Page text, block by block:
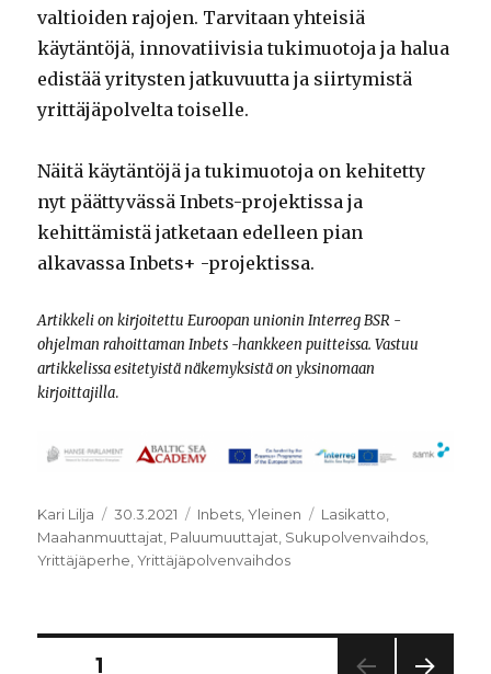
valtioiden rajojen. Tarvitaan yhteisiä
käytäntöjä, innovatiivisia tukimuotoja ja halua
edistää yritysten jatkuvuutta ja siirtymistä
yrittäjäpolvelta toiselle.
Näitä käytäntöjä ja tukimuotoja on kehitetty
nyt päättyvässä Inbets-projektissa ja
kehittämistä jatketaan edelleen pian
alkavassa Inbets+ -projektissa.
Artikkeli on kirjoitettu Euroopan unionin Interreg BSR -
ohjelman rahoittaman Inbets -hankkeen puitteissa. Vastuu
artikkelissa esitetyistä näkemyksistä on yksinomaan
kirjoittajilla.
Kirjoittaja
Kari Lilja Julkaistu
30.3.2021 Kategoriat
Inbets,Yleinen Avainsanat
Lasikatto,
Maahanmuuttajat, Paluumuuttajat, Sukupolvenvaihdos,
Yrittäjäperhe,Yrittäjäpolvenvaihdos
Artikkelien
SIVU1